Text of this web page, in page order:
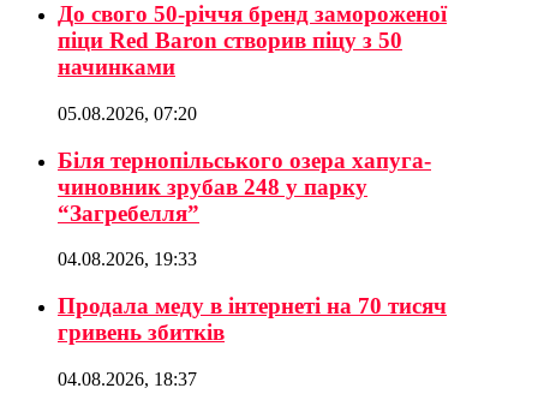
До свого 50-річчя бренд замороженої
піци Red Baron створив піцу з 50
начинками
05.08.2026, 07:20
Біля тернопільського озера хапуга-
чиновник зрубав 248 у парку
“Загребелля”
04.08.2026, 19:33
Продала меду в інтернеті на 70 тисяч
гривень збитків
04.08.2026, 18:37